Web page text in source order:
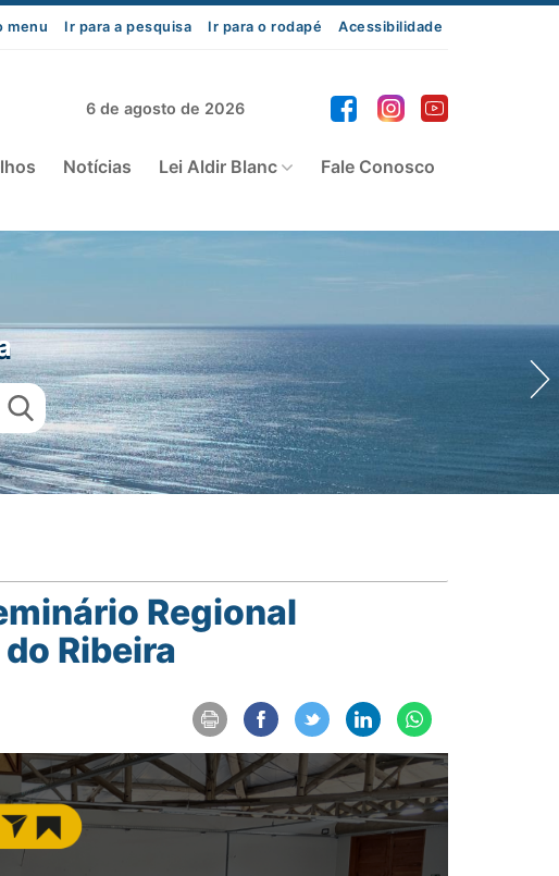
menu Ir para a pesquisa Ir para o rodapé Acessibilidade
6 de agosto de 2026
Notícias Lei Aldir Blanc Fale Conosco
Regional
Ribeira